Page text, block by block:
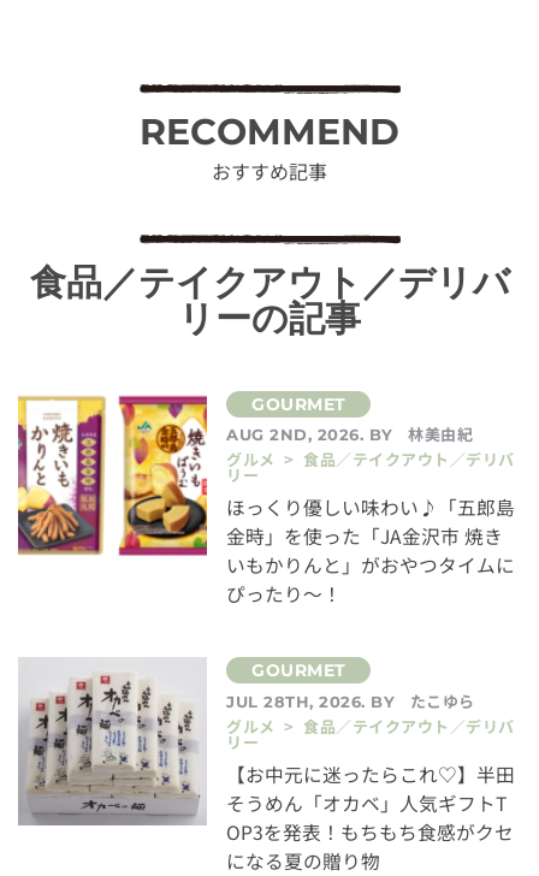
RECOMMEND
おすすめ記事
食品／テイクアウト／デリバ
リーの記事
AUG 2ND, 2026. BY
林美由紀
グルメ > 食品／テイクアウト／デリバ
リー
ほっくり優しい味わい♪「五郎島
金時」を使った「JA金沢市 焼き
いもかりんと」がおやつタイムに
ぴったり～！
JUL 28TH, 2026. BY
たこゆら
グルメ > 食品／テイクアウト／デリバ
リー
【お中元に迷ったらこれ♡】半田
そうめん「オカベ」人気ギフトT
OP3を発表！もちもち食感がクセ
になる夏の贈り物